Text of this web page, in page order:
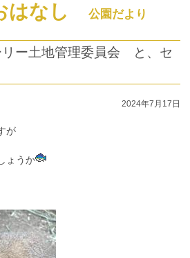
はなし 公園だより
リー土地管理委員会 と、セ
2024年7月17日
が
ょうか